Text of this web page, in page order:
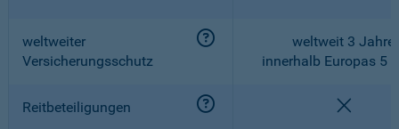
weltweiter
Versicherungsschutz
weltweit 3 Jahre,
innerhalb Europas 5
Reitbeteiligungen